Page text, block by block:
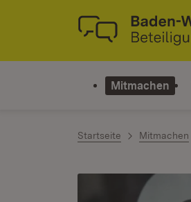
Zum Inhalt springen
Link zur Startseite
Mitmachen
Startseite Mitmachen